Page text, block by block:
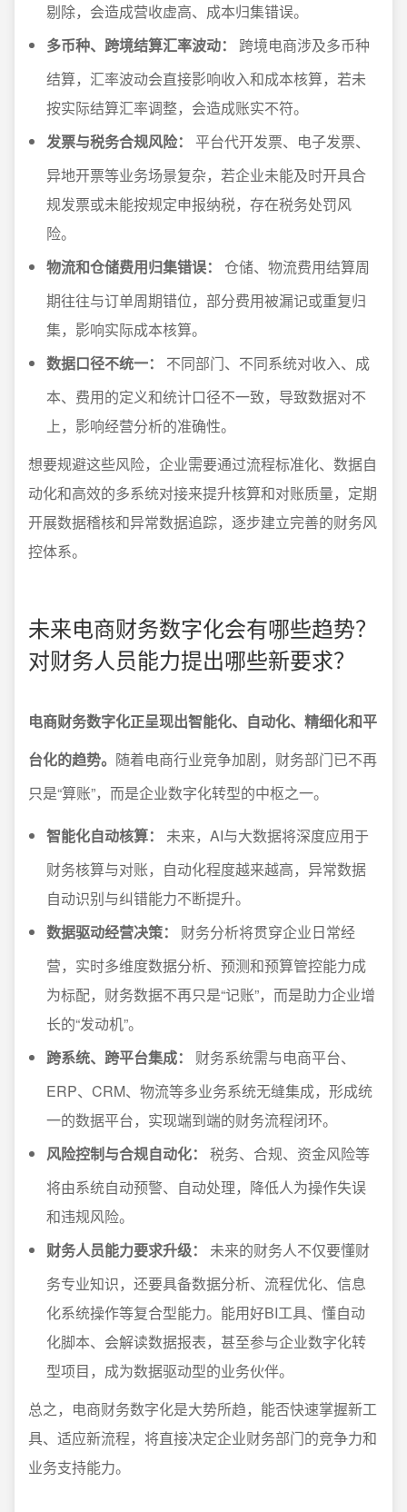
剔除，会造成营收虚高、成本归集错误。
多币种、跨境结算汇率波动：
跨境电商涉及多币种
结算，汇率波动会直接影响收入和成本核算，若未
按实际结算汇率调整，会造成账实不符。
发票与税务合规风险：
平台代开发票、电子发票、
异地开票等业务场景复杂，若企业未能及时开具合
规发票或未能按规定申报纳税，存在税务处罚风
险。
物流和仓储费用归集错误：
仓储、物流费用结算周
期往往与订单周期错位，部分费用被漏记或重复归
集，影响实际成本核算。
数据口径不统一：
不同部门、不同系统对收入、成
本、费用的定义和统计口径不一致，导致数据对不
上，影响经营分析的准确性。
想要规避这些风险，企业需要通过流程标准化、数据自
动化和高效的多系统对接来提升核算和对账质量，定期
开展数据稽核和异常数据追踪，逐步建立完善的财务风
控体系。
未来电商财务数字化会有哪些趋势？
对财务人员能力提出哪些新要求？
电商财务数字化正呈现出智能化、自动化、精细化和平
台化的趋势。 随着电商行业竞争加剧，财务部门已不再
只是“算账”，而是企业数字化转型的中枢之一。
智能化自动核算：
未来，AI与大数据将深度应用于
财务核算与对账，自动化程度越来越高，异常数据
自动识别与纠错能力不断提升。
数据驱动经营决策：
财务分析将贯穿企业日常经
营，实时多维度数据分析、预测和预算管控能力成
为标配，财务数据不再只是“记账”，而是助力企业增
长的“发动机”。
跨系统、跨平台集成：
财务系统需与电商平台、
ERP、CRM、物流等多业务系统无缝集成，形成统
一的数据平台，实现端到端的财务流程闭环。
风险控制与合规自动化：
税务、合规、资金风险等
将由系统自动预警、自动处理，降低人为操作失误
和违规风险。
财务人员能力要求升级：
未来的财务人不仅要懂财
务专业知识，还要具备数据分析、流程优化、信息
化系统操作等复合型能力。能用好BI工具、懂自动
化脚本、会解读数据报表，甚至参与企业数字化转
型项目，成为数据驱动型的业务伙伴。
总之，电商财务数字化是大势所趋，能否快速掌握新工
具、适应新流程，将直接决定企业财务部门的竞争力和
业务支持能力。